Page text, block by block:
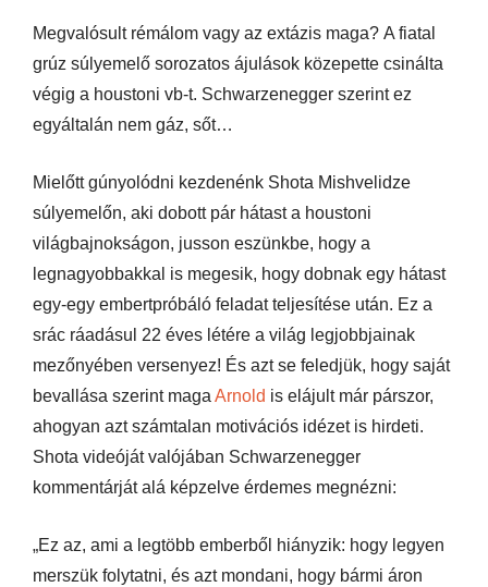
Megvalósult rémálom vagy az extázis maga? A fiatal
grúz súlyemelő sorozatos ájulások közepette csinálta
végig a houstoni vb-t. Schwarzenegger szerint ez
egyáltalán nem gáz, sőt…
Mielőtt gúnyolódni kezdenénk Shota Mishvelidze
súlyemelőn, aki dobott pár hátast a houstoni
világbajnokságon, jusson eszünkbe, hogy a
legnagyobbakkal is megesik, hogy dobnak egy hátast
egy-egy embertpróbáló feladat teljesítése után. Ez a
srác ráadásul 22 éves létére a világ legjobbjainak
mezőnyében versenyez! És azt se feledjük, hogy saját
bevallása szerint maga Arnold is elájult már párszor,
ahogyan azt számtalan motivációs idézet is hirdeti.
Shota videóját valójában Schwarzenegger
kommentárját alá képzelve érdemes megnézni:
„Ez az, ami a legtöbb emberből hiányzik: hogy legyen
merszük folytatni, és azt mondani, hogy bármi áron